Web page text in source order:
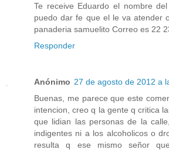
Te receive Eduardo el nombre
puedo dar fe que el le va atender
panaderia samuelito Correo es 22
Responder
Anónimo 27 de agosto de 2012 a
Buenas, me parece que este
intencion, creo q la gente q critica
que lidian las personas de la
indigentes ni a los alcoholicos o
resulta q ese mismo señor